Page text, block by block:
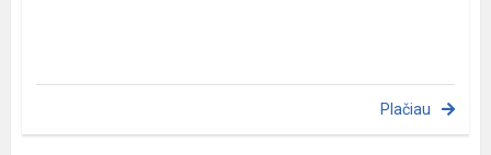
Plačiau